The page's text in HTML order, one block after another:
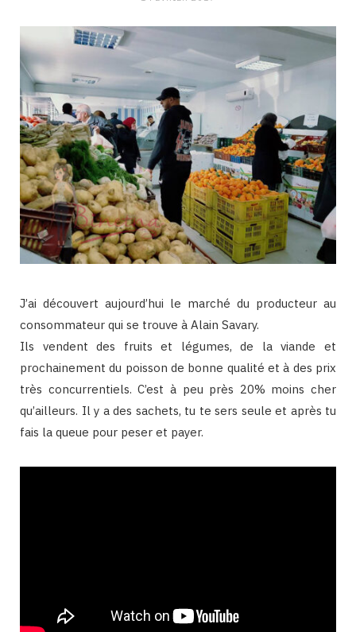
J’ai découvert aujourd’hui le marché du producteur au
consommateur qui se trouve à Alain Savary.
Ils vendent des fruits et légumes, de la viande et
prochainement du poisson de bonne qualité et à des prix
très concurrentiels. C’est à peu près 20% moins cher
qu’ailleurs. Il y a des sachets, tu te sers seule et après tu
fais la queue pour peser et payer.